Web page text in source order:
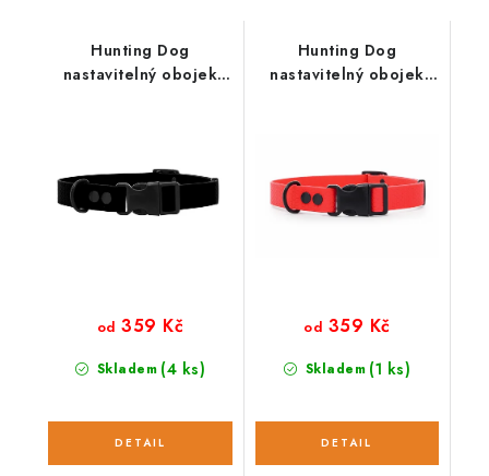
Hunting Dog
nastavitelný obojek
Skladem (4 ks)
od 359 Kč
Hunting Dog
nastavitelný obojek
Skladem (1 ks)
od 359 Kč